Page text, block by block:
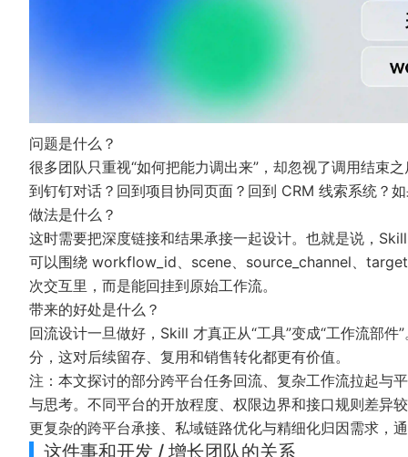
问题是什么？
很多团队只重视“如何把能力调出来”，却忽视了调用结束
到钉钉对话？回到项目协同页面？回到 CRM 线索系统？
做法是什么？
这时需要把深度链接和结果承接一起设计。也就是说，
可以围绕 workflow_id、scene、source_channel、
次交互里，而是能回挂到原始工作流。
带来的好处是什么？
回流设计一旦做好，Skill 才真正从“工具”变成“工作流部
分，这对后续留存、复用和销售转化都更有价值。
注：本文探讨的部分跨平台任务回流、复杂工作流拉起与
与思考。不同平台的开放程度、权限边界和接口规则差异
更复杂的跨平台承接、私域链路优化与精细化归因需求，
这件事和开发 / 增长团队的关系